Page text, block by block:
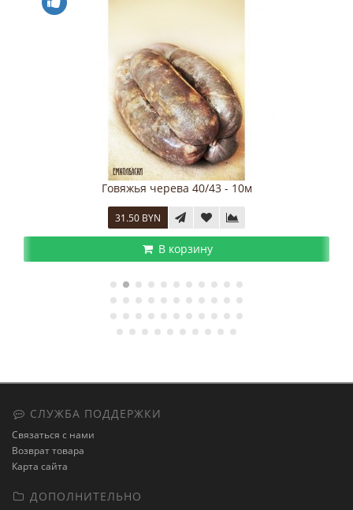
Нитритная соль, 100 гр.
3.00 BYN
СЛУЖБА ПОДДЕРЖКИ
Связаться с нами
Возврат товара
Карта сайта
ДОПОЛНИТЕЛЬНО